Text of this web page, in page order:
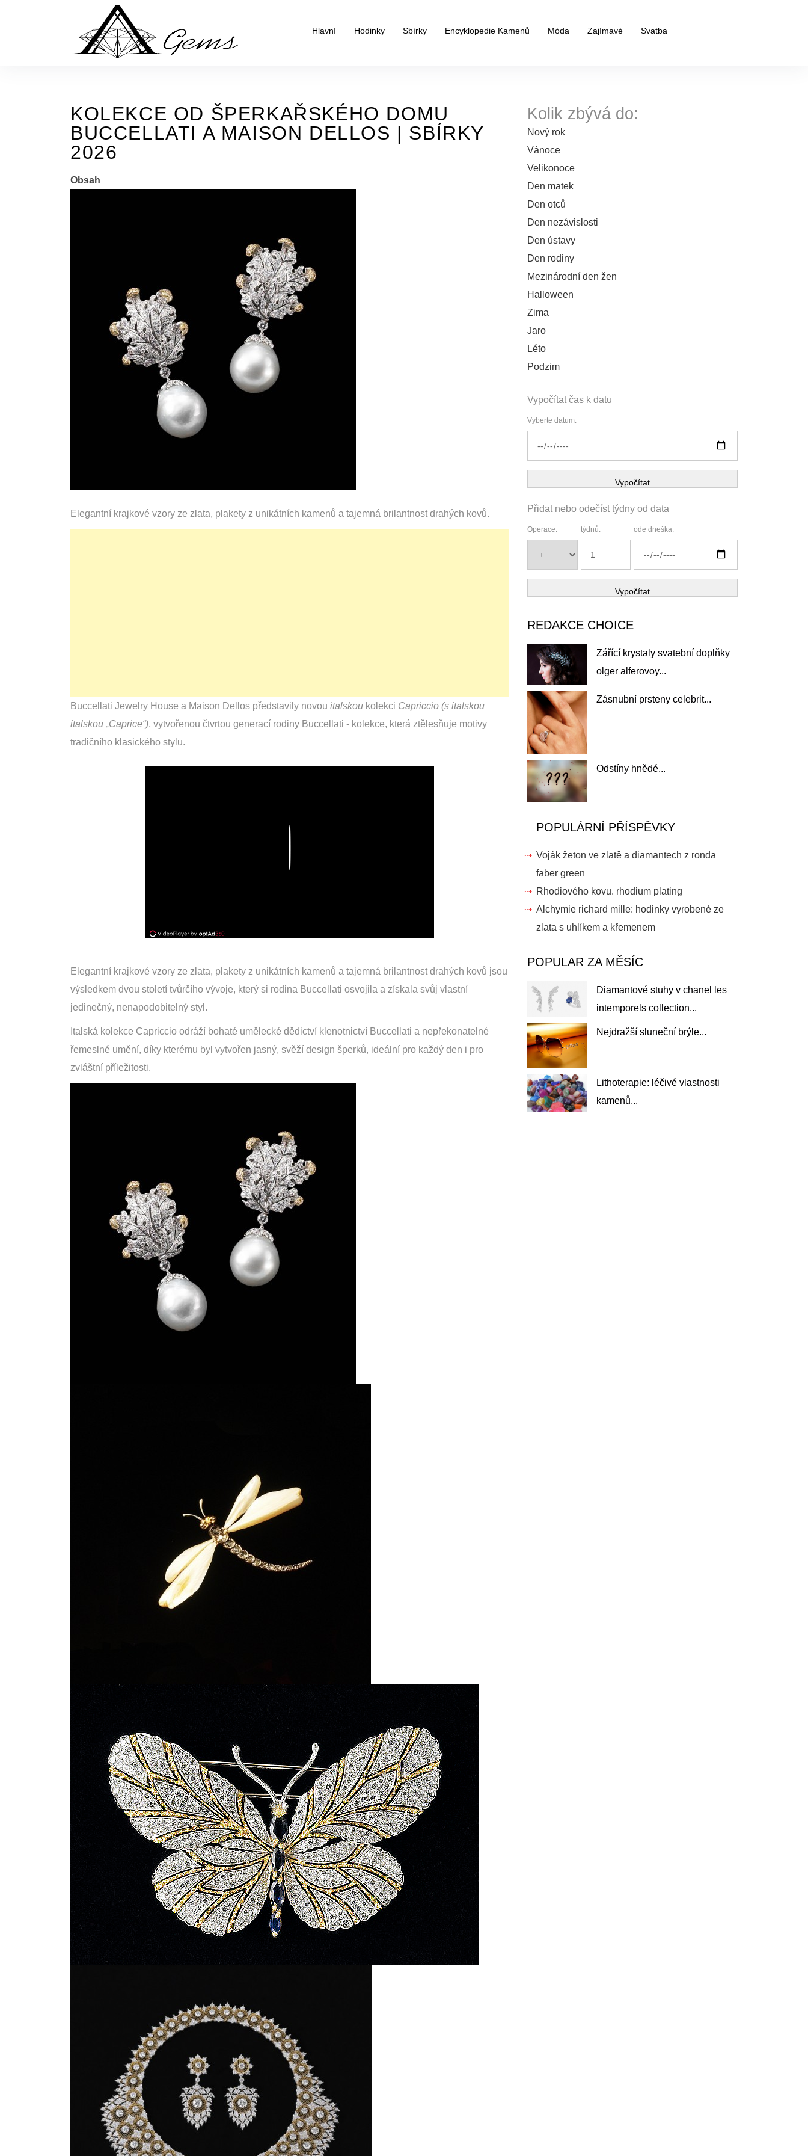
Hlavní Hodinky Sbírky Encyklopedie Kamenů Móda Zajímavé Svatba
KOLEKCE OD ŠPERKAŘSKÉHO DOMU
BUCCELLATI A MAISON DELLOS | SBÍRKY
2026
Obsah
Elegantní krajkové vzory ze zlata, plakety z unikátních kamenů a tajemná brilantnost drahých kovů.
Buccellati Jewelry House a Maison Dellos představily novou italskou kolekci Capriccio (s italskou
italskou „Caprice“), vytvořenou čtvrtou generací rodiny Buccellati - kolekce, která ztělesňuje motivy
tradičního klasického stylu.
Elegantní krajkové vzory ze zlata, plakety z unikátních kamenů a tajemná brilantnost drahých kovů jsou
výsledkem dvou století tvůrčího vývoje, který si rodina Buccellati osvojila a získala svůj vlastní
jedinečný, nenapodobitelný styl.
Italská kolekce Capriccio odráží bohaté umělecké dědictví klenotnictví Buccellati a nepřekonatelné
řemeslné umění, díky kterému byl vytvořen jasný, svěží design šperků, ideální pro každý den i pro
zvláštní příležitosti.
Kolik zbývá do:
Nový rok
Vánoce
Velikonoce
Den matek
Den otců
Den nezávislosti
Den ústavy
Den rodiny
Mezinárodní den žen
Halloween
Zima
Jaro
Léto
Podzim
Vypočítat čas k datu
Vyberte datum:
Vypočítat
Přidat nebo odečíst týdny od data
Operace: týdnů: ode dneška:
Vypočítat
REDAKCE CHOICE
Zářící krystaly svatební doplňky
olger alferovoy...
Zásnubní prsteny celebrit...
Odstíny hnědé...
POPULÁRNÍ PŘÍSPĚVKY
Voják žeton ve zlatě a diamantech z ronda
faber green
Rhodiového kovu. rhodium plating
Alchymie richard mille: hodinky vyrobené ze
zlata s uhlíkem a křemenem
POPULAR ZA MĚSÍC
Diamantové stuhy v chanel les
intemporels collection...
Nejdražší sluneční brýle...
Lithoterapie: léčivé vlastnosti
kamenů...